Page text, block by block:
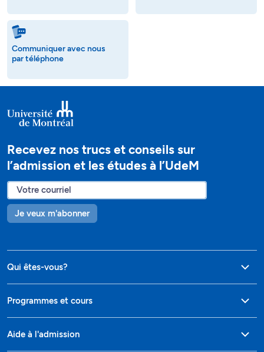
Communiquer avec nous
par téléphone
Recevez nos trucs et conseils sur
l’admission et les études à l’UdeM
Je veux m'abonner
Qui êtes-vous?
Programmes et cours
Aide à l'admission